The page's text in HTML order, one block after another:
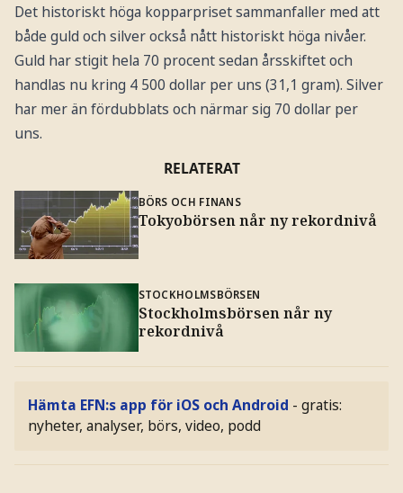
Det historiskt höga kopparpriset sammanfaller med att
både guld och silver också nått historiskt höga nivåer.
Guld har stigit hela 70 procent sedan årsskiftet och
handlas nu kring 4 500 dollar per uns (31,1 gram). Silver
har mer än fördubblats och närmar sig 70 dollar per
uns.
RELATERAT
BÖRS OCH FINANS
Tokyobörsen når ny rekordnivå
STOCKHOLMSBÖRSEN
Stockholmsbörsen når ny
rekordnivå
Hämta EFN:s app för iOS och Android - gratis:
nyheter, analyser, börs, video, podd